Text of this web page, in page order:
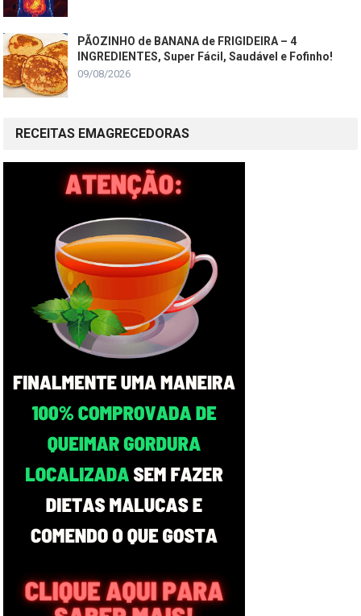
PÃOZINHO de BANANA de FRIGIDEIRA – 4
INGREDIENTES, Super Fácil, Saudável e Fofinho!
09/08/2026
RECEITAS EMAGRECEDORAS